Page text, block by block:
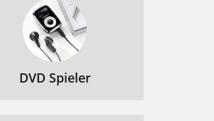
DVD Spieler